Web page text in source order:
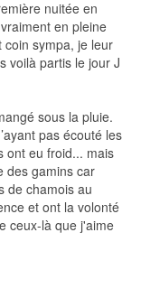
nuitée en
en pleine
coin sympa, je leur
voilà partis le jour J
sous la pluie.
pas écouté les
ont eu froid... mais
des gamins car
de chamois au
et ont la volonté
ceux-là que j'aime